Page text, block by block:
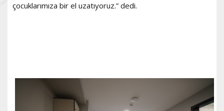
çocuklarımıza bir el uzatıyoruz.” dedi.